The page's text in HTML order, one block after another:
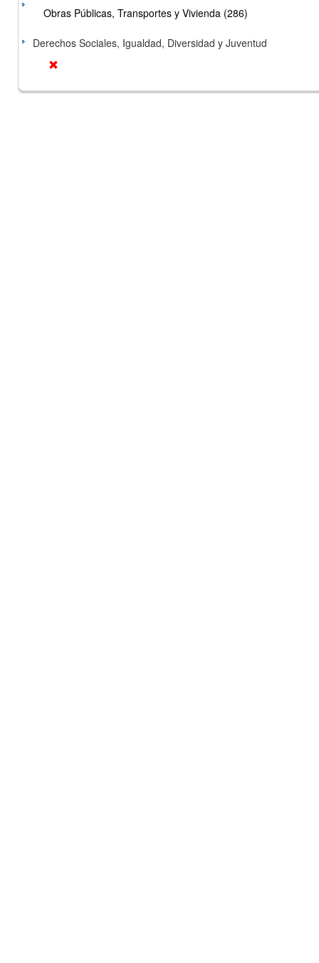
Obras Públicas, Transportes y Vivienda (286)
Derechos Sociales, Igualdad, Diversidad y Juventud